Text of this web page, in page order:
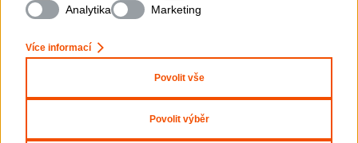
nám můžete udělit souhlas. Bližší informace o vašich právech,
zpracování osobních údajů, včetně možnosti odvolání udělených
Analytika
Marketing
Více informací
Povolit vše
Povolit výběr
Mapa stránek
Zeptejte se nás